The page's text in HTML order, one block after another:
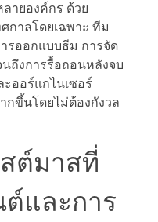
ายองค์กร ด้วย
กาลโดยเฉพาะ ทีม
รออกแบบธีม การจัด
ถึงการรื้อถอนหลังจบ
ะออร์แกไนเซอร์
กขึ้นโดยไม่ต้องกังวล
ต์มาสที่
ต์และการ